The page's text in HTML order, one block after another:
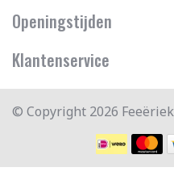
Openingstijden
Klantenservice
© Copyright 2026